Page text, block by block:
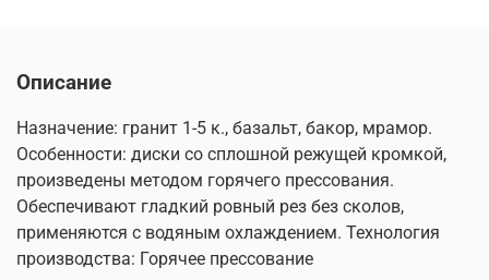
Описание
Назначение: гранит 1-5 к., базальт, бакор, мрамор.
Особенности: диски со сплошной режущей кромкой,
произведены методом горячего прессования.
Обеспечивают гладкий ровный рез без сколов,
применяются с водяным охлаждением. Технология
производства: Горячее прессование